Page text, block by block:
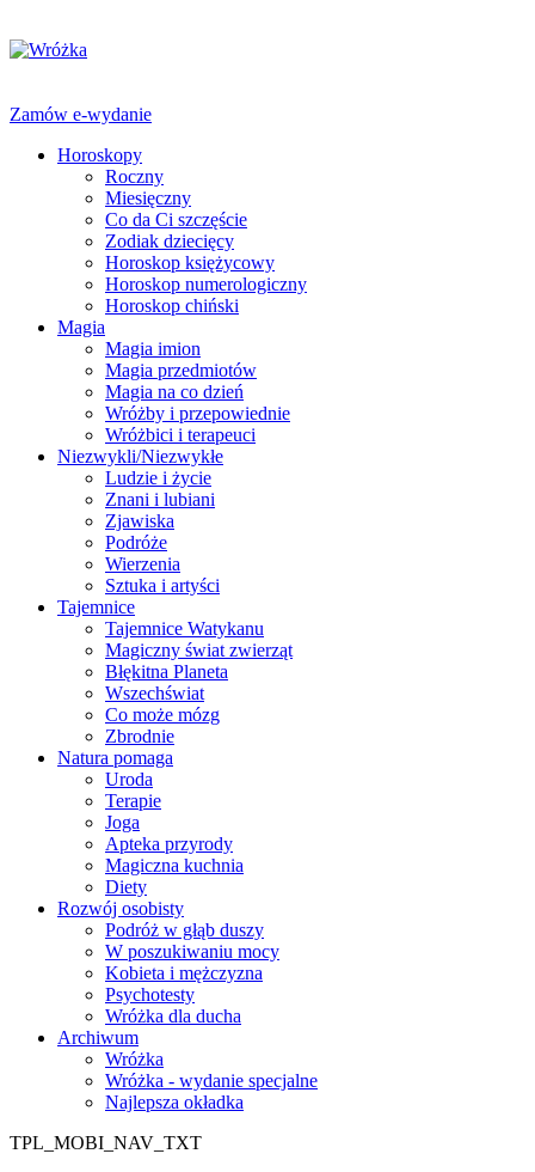
Zamów e-wydanie
Horoskopy
Roczny
Miesięczny
Co da Ci szczęście
Zodiak dziecięcy
Horoskop księżycowy
Horoskop numerologiczny
Horoskop chiński
Magia
Magia imion
Magia przedmiotów
Magia na co dzień
Wróżby i przepowiednie
Wróżbici i terapeuci
Niezwykli/Niezwykłe
Ludzie i życie
Znani i lubiani
Zjawiska
Podróże
Wierzenia
Sztuka i artyści
Tajemnice
Tajemnice Watykanu
Magiczny świat zwierząt
Błękitna Planeta
Wszechświat
Co może mózg
Zbrodnie
Natura pomaga
Uroda
Terapie
Joga
Apteka przyrody
Magiczna kuchnia
Diety
Rozwój osobisty
Podróż w głąb duszy
W poszukiwaniu mocy
Kobieta i mężczyzna
Psychotesty
Wróżka dla ducha
Archiwum
Wróżka
Wróżka - wydanie specjalne
Najlepsza okładka
TPL_MOBI_NAV_TXT